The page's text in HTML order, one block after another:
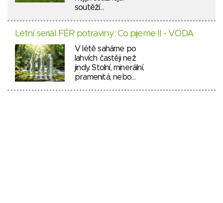
soutěží…
Letní seriál FÉR potraviny: Co pijeme II - VODA
V létě saháme po
lahvích častěji než
jindy. Stolní, minerální,
pramenitá, nebo…